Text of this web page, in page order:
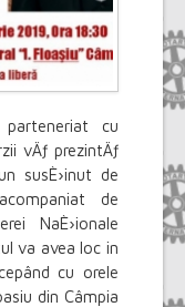
cu
vÄƒ prezintÄƒ
susÈ›inut de
de
NaÈ›ionale
va avea loc in
cu orele
din Câmpia